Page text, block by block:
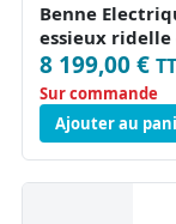
Benne
essieux ridelle
8 199,00 €
Sur commande
Ajouter au